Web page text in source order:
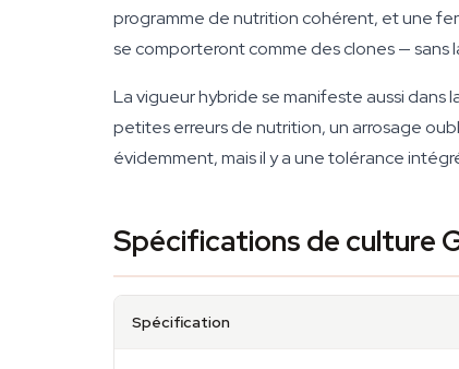
programme de nutrition cohérent, et une
se comporteront comme des clones —
La vigueur hybride se manifeste aussi dans
petites erreurs de nutrition, un arrosage
évidemment, mais il y a une tolérance
Spécifications de culture
Spécification